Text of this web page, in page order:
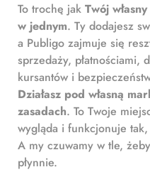
To trochę jak Twój
w jednym. Ty dodajesz
a Publigo zajmuje się
sprzedaży, płatnościami,
kursantów i
Działasz pod własną
zasadach. To Twoje
wygląda i funkcjonuje
A my czuwamy w tle,
płynnie.